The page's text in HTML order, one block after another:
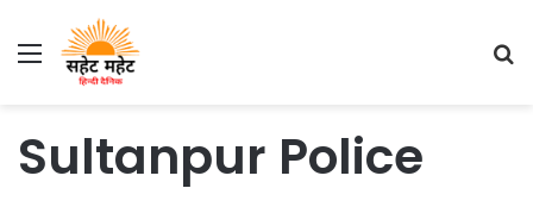
Menu
Sultanpur Police